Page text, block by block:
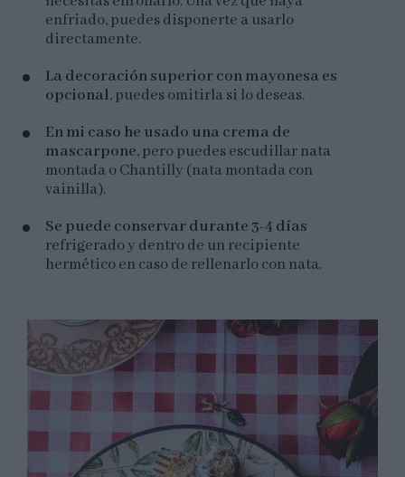
enfriado, puedes disponerte a usarlo
directamente.
La decoración superior con mayonesa es
opcional, puedes omitirla si lo deseas.
En mi caso he usado una crema de
mascarpone, pero puedes escudillar nata
montada o Chantilly (nata montada con
vainilla).
Se puede conservar durante 3-4 días
refrigerado y dentro de un recipiente
hermético en caso de rellenarlo con nata.